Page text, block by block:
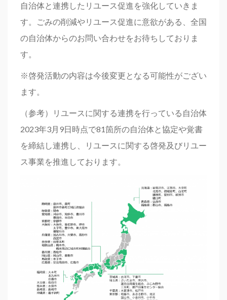
自治体と連携したリユース促進を強化していきま
す。ごみの削減やリユース促進に意欲がある、全国
の自治体からのお問い合わせをお待ちしておりま
す。
※啓発活動の内容は今後変更となる可能性がござい
ます。
（参考）リユースに関する連携を行っている自治体
2023年3月9日時点で81箇所の自治体と協定や覚書
を締結し連携し、リユースに関する啓発及びリユー
ス事業を推進しております。